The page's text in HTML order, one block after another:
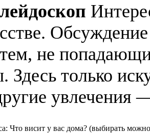
не
Здесь только
увлечения
: Что висит у вас дома? (выбирать